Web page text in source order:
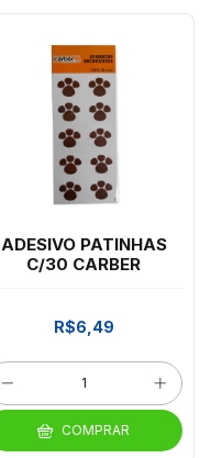
ADESIVO PATINHAS
C/30 CARBER
R$6,49
COMPRAR